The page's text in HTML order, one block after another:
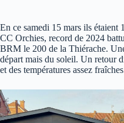
En ce samedi 15 mars ils étaient
CC Orchies, record de 2024
BRM le 200 de la Thiérache.
départ mais du soleil. Un retour
et des températures assez